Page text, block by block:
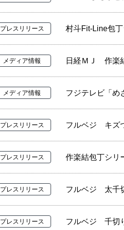
プレスリリース 村斗Fit-Line包
メディア情報 日経ＭＪ 作楽
メディア情報 フジテレビ「め
プレスリリース フルベジ キズ
プレスリリース 作楽結包丁シリ
プレスリリース フルベジ 太千
プレスリリース フルベジ 千切